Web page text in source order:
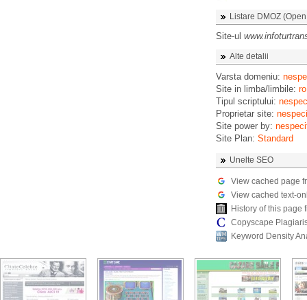
Listare DMOZ
Site-ul
Alte detalii
Varsta domeniu:
Site in limba/limbile: ro
Tipul scriptului:
Proprietar site:
Site power by:
Site Plan: Standard
Unelte SEO
View cached page
View cached text-
History of this page
Copyscape
Keyword Density